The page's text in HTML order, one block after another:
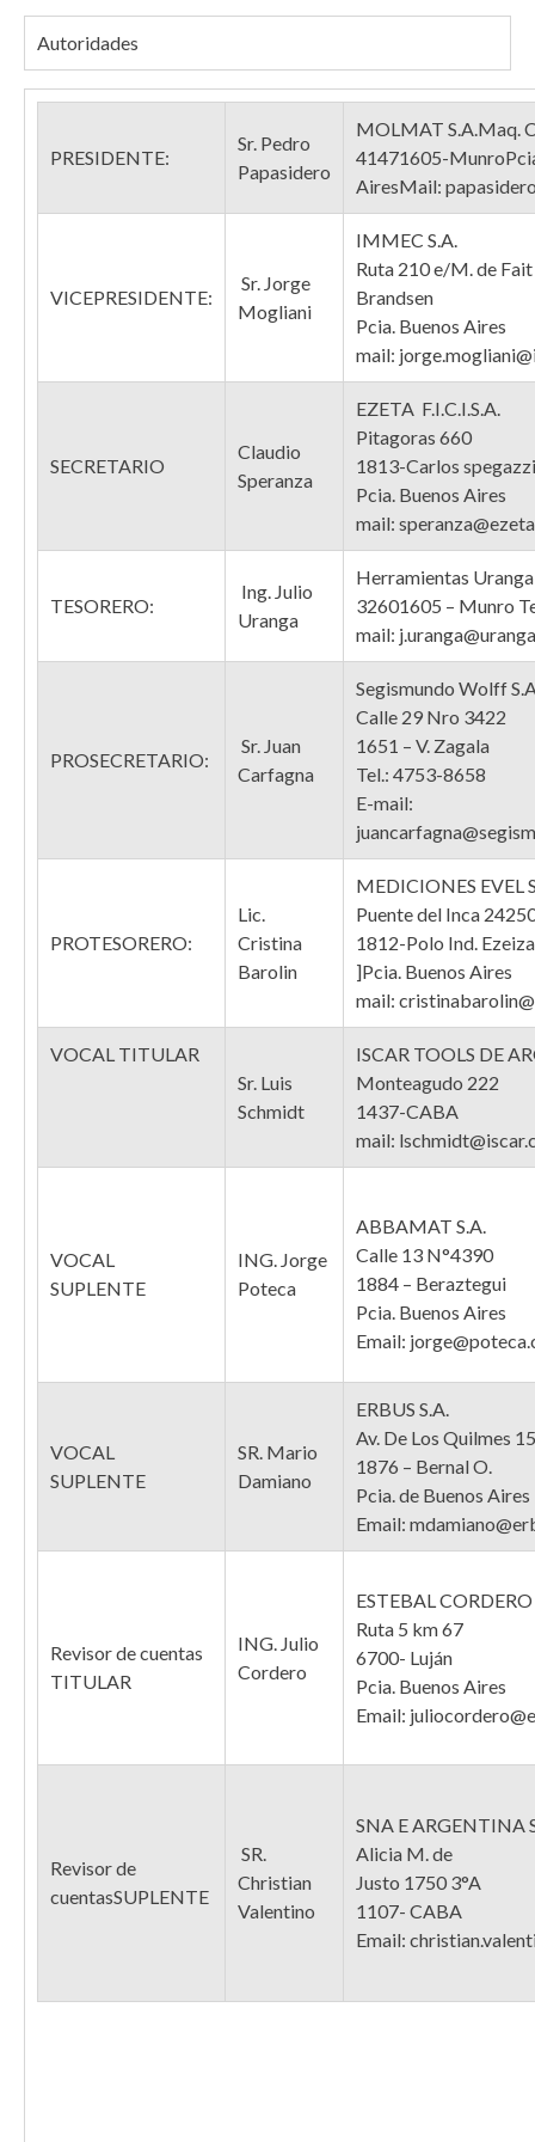
Autoridades
PRESIDENTE:
Sr. Pedro
Papasidero
MOLMAT S.A.Maq.
41471605-
AiresMail:
VICEPRESIDENTE:
Sr. Jorge
Mogliani
IMMEC S.A.
Ruta 210 e/M. de
Brandsen
Pcia. Buenos Aires
mail:
SECRETARIO
Claudio
Speranza
EZETA F.I.C.I.S.A.
Pitagoras 660
1813-Carlos
Pcia. Buenos Aires
mail:
TESORERO:
Ing. Julio
Uranga
Herramientas
32601605 – Munro
mail:
PROSECRETARIO:
Sr. Juan
Carfagna
Segismundo Wolff
Calle 29 Nro 3422
1651 – V. Zagala
Tel.: 4753-8658
E-mail:
PROTESORERO:
Lic.
Cristina
Barolin
MEDICIONES EVEL
Puente del Inca
1812-Polo Ind. Ezeiza
]Pcia. Buenos Aires
mail:
VOCAL TITULAR
Sr. Luis
Schmidt
ISCAR TOOLS DE
Monteagudo 222
1437-CABA
mail:
VOCAL
SUPLENTE
ING. Jorge
Poteca
ABBAMAT S.A.
Calle 13 N°4390
1884 – Beraztegui
Pcia. Buenos Aires
Email:
VOCAL
SUPLENTE
SR. Mario
Damiano
ERBUS S.A.
Av. De Los Quilmes
1876 – Bernal O.
Pcia. de Buenos Aires
Email:
Revisor de cuentas
TITULAR
ING. Julio
Cordero
ESTEBAL CORDERO
Ruta 5 km 67
6700- Luján
Pcia. Buenos Aires
Email:
Revisor de
cuentasSUPLENTE
SR.
Christian
Valentino
SNA E ARGENTINA
Alicia M. de
Justo 1750 3°A
1107- CABA
Email: